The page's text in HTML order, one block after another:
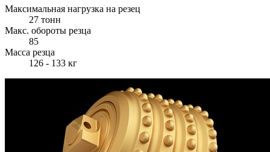
Максимальная нагрузка на резец
27 тонн
Макс. обороты резца
85
Масса резца
126 - 133 кг